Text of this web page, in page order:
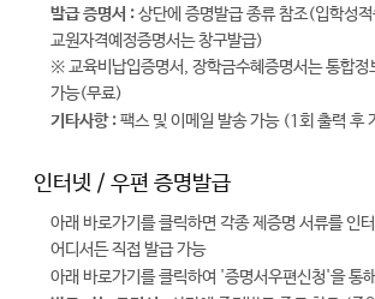
발급 증명서 :상단에 증명발급 종류 참조(입학성
교원자격예정증명서는 창구발급)
※ 교육비납입증명서, 장학금수혜증명서는 통합정
가능(무료)
기타사항 :팩스 및 이메일 발송 가능 (1회 출력 후
인터넷 / 우편 증명발급
아래 바로가기를 클릭하면 각종 제증명 서류를 인
어디서든 직접 발급 가능
아래 바로가기를 클릭하여 '증명서우편신청'을 통